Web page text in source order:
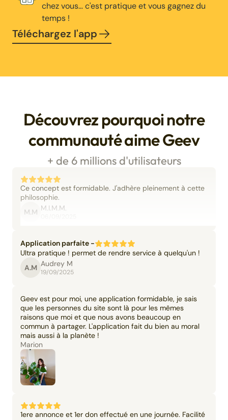
chez vous… c'est pratique et vous gagnez du
temps !
Téléchargez l'app
Découvrez pourquoi notre
communauté aime Geev
+ de 6 millions d'utilisateurs
Ce concept est formidable. J'adhère pleinement à cette
philosophie.
M.M M.I.M.M.
Application parfaite -
Ultra pratique ! permet de rendre service à quelqu'un !
A.M Audrey M
19/09/2025
Geev est pour moi, une application formidable, je sais
que les personnes du site sont là pour les mêmes
raisons que moi et que nous avons beaucoup en
commun à partager. L'application fait du bien au moral
mais aussi à la planète !
Marion
1ere annonce et 1er don effectué en une journée. Facilité